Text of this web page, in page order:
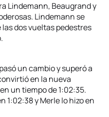
Lindemann, Beaugrand y
Lindemann se
dos vueltas pedestres
un cambio y superó a
en la nueva
un tiempo de 1:02:35.
1:02:38 y Merle lo hizo en